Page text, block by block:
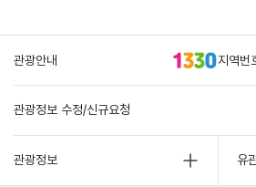
관광안내 지역번
관광정보 수정/신규요청
관광정보 유